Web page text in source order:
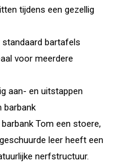
tijdens een gezellig
bartafels
voor meerdere
aan- en uitstappen
barbank
Tom een stoere,
leer heeft een
nerfstructuur.